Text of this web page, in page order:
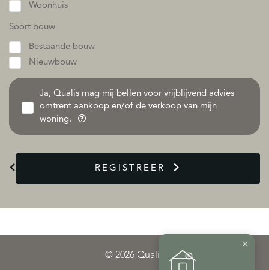
Woonhuis
Soort bouw
Bestaande bouw
Nieuwbouw
Ja, Qualis mag mij bellen voor vrijblijvend advies
omtrent aankoop en/of de verkoop van mijn
woning.
REGISTREER
© 2026 Qualis
×